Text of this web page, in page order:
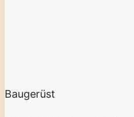
Baugerüst